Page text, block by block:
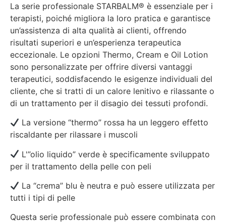
La serie professionale STARBALM® è essenziale per i
terapisti, poiché migliora la loro pratica e garantisce
un’assistenza di alta qualità ai clienti, offrendo
risultati superiori e un’esperienza terapeutica
eccezionale. Le opzioni Thermo, Cream e Oil Lotion
sono personalizzate per offrire diversi vantaggi
terapeutici, soddisfacendo le esigenze individuali del
cliente, che si tratti di un calore lenitivo e rilassante o
di un trattamento per il disagio dei tessuti profondi.
La versione “thermo” rossa ha un leggero effetto
riscaldante per rilassare i muscoli
L'”olio liquido” verde è specificamente sviluppato
per il trattamento della pelle con peli
La “crema” blu è neutra e può essere utilizzata per
tutti i tipi di pelle
Questa serie professionale può essere combinata con